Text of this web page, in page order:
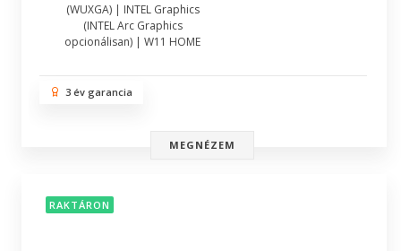
(WUXGA) | INTEL Graphics
(INTEL Arc Graphics
opcionálisan) | W11 HOME
3 év garancia
MEGNÉZEM
RAKTÁRON